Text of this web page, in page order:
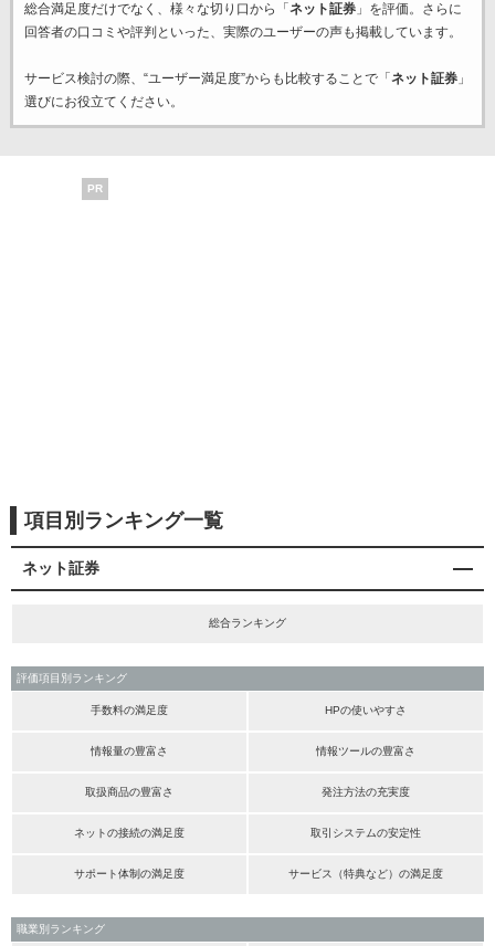
総合満足度だけでなく、様々な切り口から「 ネット証券」を評価。さらに
回答者の口コミや評判といった、実際のユーザーの声も掲載しています。
サービス検討の際、“ユーザー満足度”からも比較することで「 ネット証券」
選びにお役立てください。
PR
項目別ランキング一覧
ネット証券
総合ランキング
評価項目別ランキング
手数料の満足度 HPの使いやすさ
情報量の豊富さ 情報ツールの豊富さ
取扱商品の豊富さ 発注方法の充実度
ネットの接続の満足度 取引システムの安定性
サポート体制の満足度 サービス（特典など）の満足度
職業別ランキング